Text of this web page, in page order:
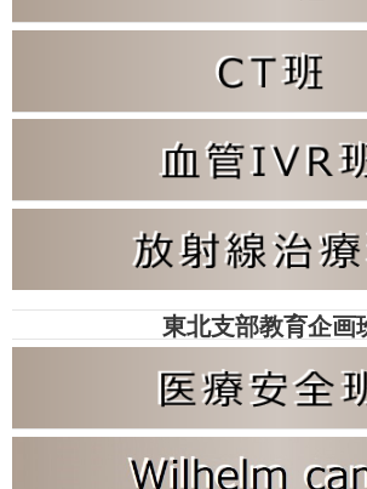
東北支部教育企画